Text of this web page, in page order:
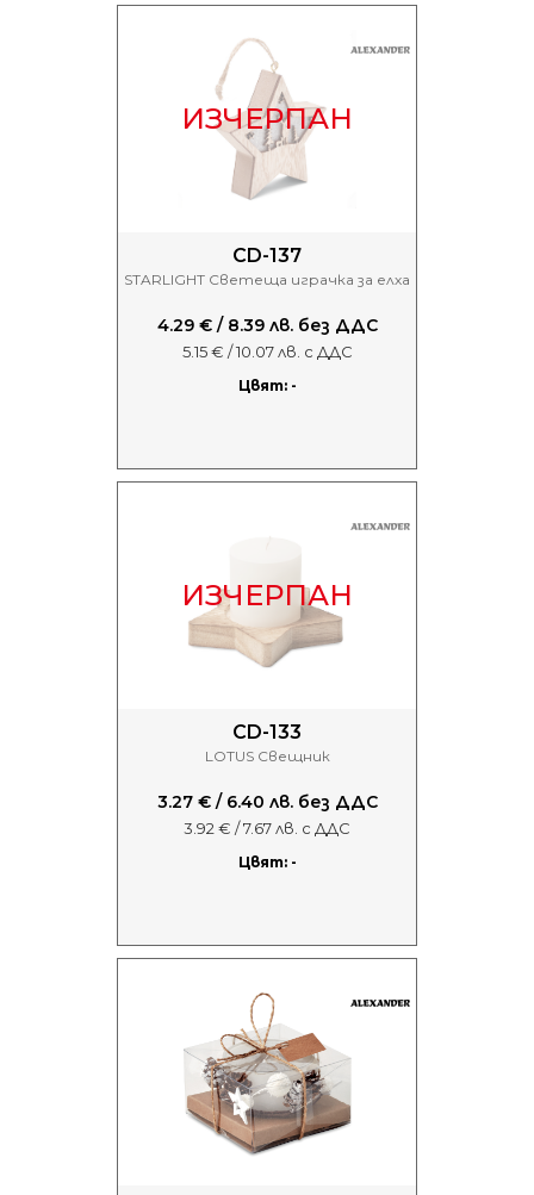
ИЗЧЕРПАН
CD-137
STARLIGHT Светеща играчка за елха
4.29 € / 8.39 лв. без ДДС
5.15 € / 10.07 лв. с ДДС
Цвят: -
ИЗЧЕРПАН
CD-133
LOTUS Свещник
3.27 € / 6.40 лв. без ДДС
3.92 € / 7.67 лв. с ДДС
Цвят: -